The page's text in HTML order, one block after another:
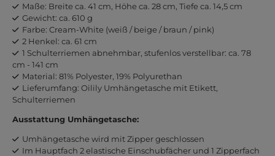
Maße: Breite ca. 41 cm, Höhe ca. 28 cm, Tiefe ca. 14,5 cm
Gewicht: ca. 610 g
Farbe: Cream-White (weiß / beige / braun / pink)
2 Henkel: ca. 61 cm
1 Schulterriemen abnehmbar, stufenlos verstellbar: ca. 78
cm - 141 cm
Material: 81% Polyester, 19% Polyurethan
Lieferumfang: Oilily Umhängetasche mit Etikett,
Schulterriemen
Ausstattung Umhängetasche:
Umhängetasche wird mit Zipper geschlossen
Im Hauptfach 2 elastische Einschubfächer und 1 Zipperfach